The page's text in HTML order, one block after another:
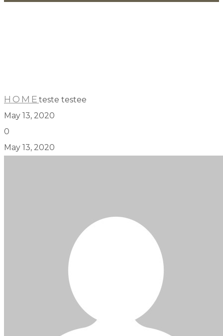
HOME teste testee
May 13, 2020
0
May 13, 2020